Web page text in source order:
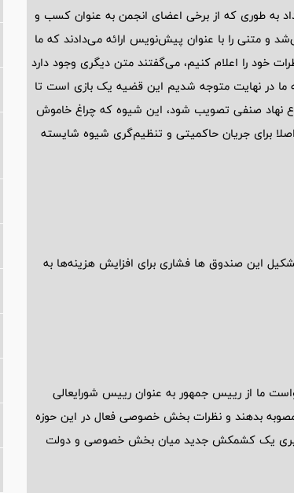
به طوری که از برخی اعضای انجمن به عنوان کسب و
و متنی را با عنوان پیش‌نویس ارائه می‌دادند که ما
را اعلام کنیم، می‌گفتند متن دیگری وجود دارد
ما در نهایت متوجه شدیم این قضیه یک بازی است تا
نهاد صنفی تصویب شود، این شیوه که چراغ خاموش
برای جریان حاکمیتی و تنظیم‌گری شیوه شایسته
این صندوق ها فشاری برای افزایش هزینه‌ها به
ما از رییس جمهور به عنوان رییس شورایعالی
بدهند و نظرات بخش خصوصی فعال در این حوزه
یک کشمکش جدید میان بخش خصوصی و دولت